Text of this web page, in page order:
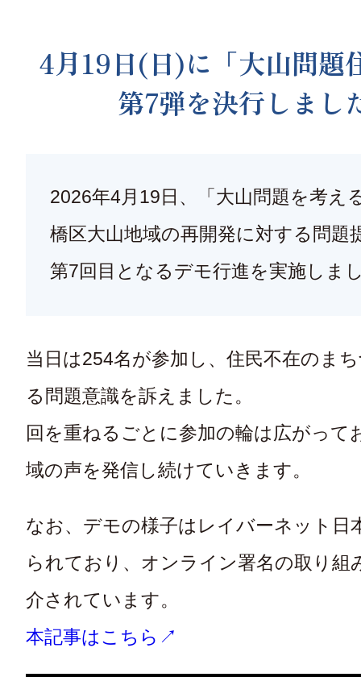
4月19日(日)に「大山問題
第7弾を決行しまし
2026年4月19日、「大山問題を考え
橋区大山地域の再開発に対する問題
第7回目となるデモ行進を実施しま
当日は254名が参加し、住民不在のま
る問題意識を訴えました。
回を重ねるごとに参加の輪は広がって
域の声を発信し続けていきます。
なお、デモの様子はレイバーネット日
られており、オンライン署名の取り組
介されています。
本記事はこちら↗